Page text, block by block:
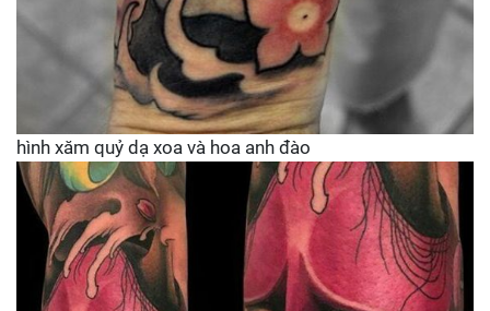
hình xăm quỷ dạ xoa và hoa anh đào